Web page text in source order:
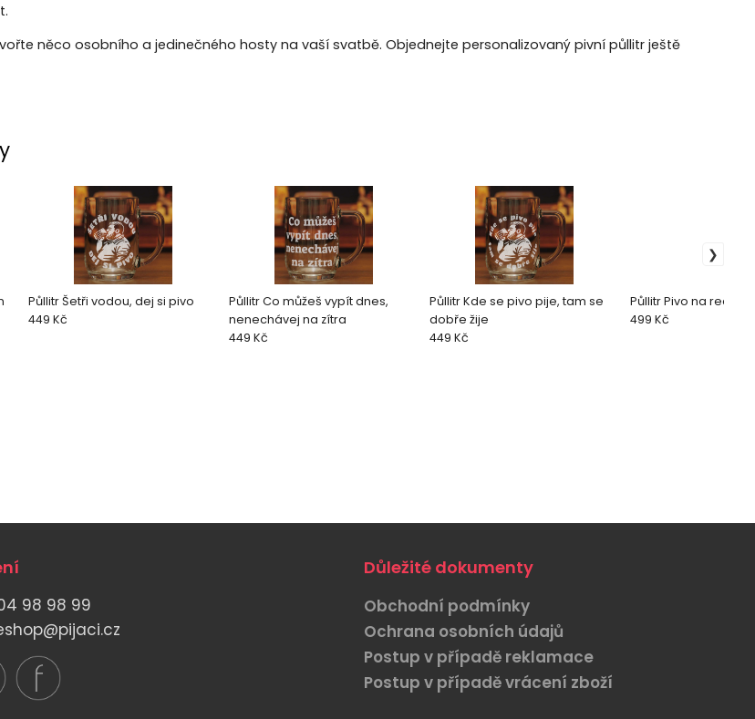
něco osobního a jedinečného hosty na vaší svatbě. Objednejte personalizovaný pivní půllitr ještě
Půllitr Šetři vodou, dej si pivo
449 Kč
Půllitr Co můžeš vypít dnes,
nenechávej na zítra
449 Kč
Půllitr Kde se pivo pije, tam se
dobře žije
449 Kč
Půllitr Pivo na
499 Kč
98 98 99
Důležité dokumenty
Obchodní podmínky
Ochrana osobních údajů
Postup v případě reklamace
Postup v případě vrácení zboží